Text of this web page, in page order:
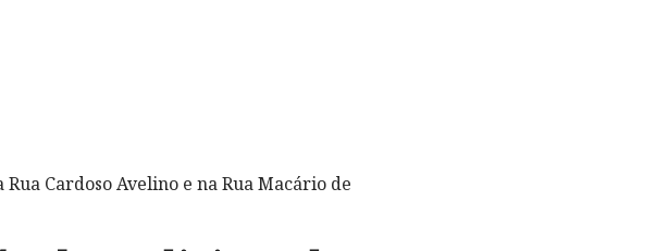
Cardoso Avelino e na Rua Macário de